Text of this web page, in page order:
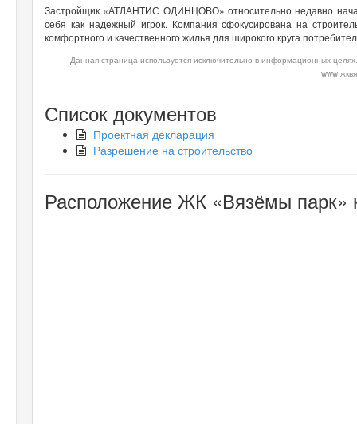
Застройщик «АТЛАНТИС ОДИНЦОВО» относительно недавно
себя как надежный игрок. Компания сфокусирована на
комфортного и качественного жилья для широкого круга
Данная страница используется исключительно в информационных
Список документов
Проектная декларация
Разрешение на строительство
Расположение ЖК «Вязёмы парк»